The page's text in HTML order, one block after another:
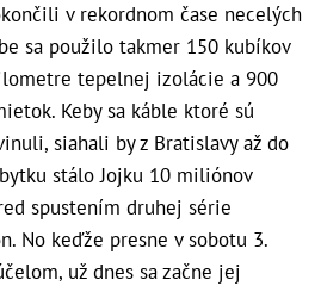
v rekordnom čase necelých
sa použilo takmer 150 kubíkov
tepelnej izolácie a 900
Keby sa káble ktoré sú
siahali by z Bratislavy až do
stálo Jojku 10 miliónov
spustením druhej série
No keďže presne v sobotu 3.
už dnes sa začne jej